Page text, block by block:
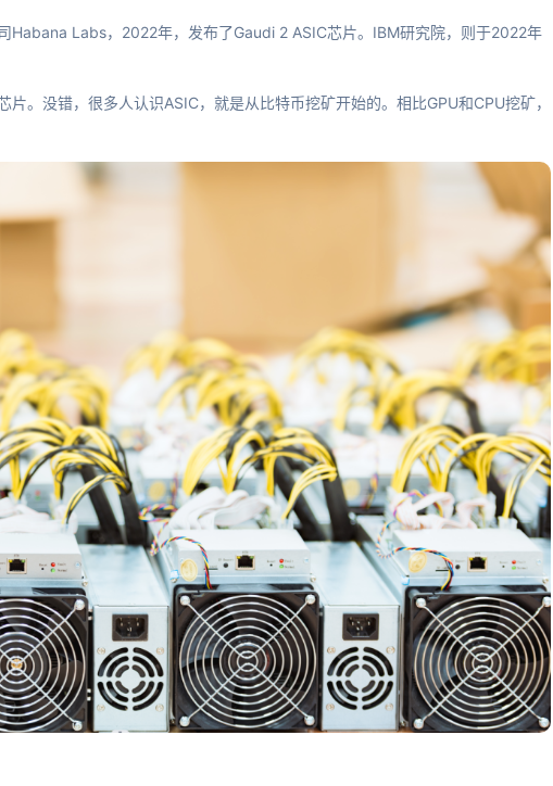
Habana Labs，2022年，发布了Gaudi 2 ASIC芯片。IBM研究院，则于2022年
。没错，很多人认识ASIC，就是从比特币挖矿开始的。相比GPU和CPU挖矿，